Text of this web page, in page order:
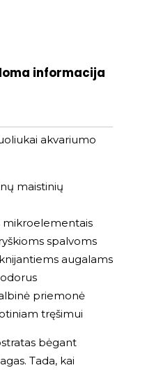
informacija
akvariumo
maistinių
mikroelementais
spalvoms
augalams
priemonė
tręšimui
bėgant
Tada, kai